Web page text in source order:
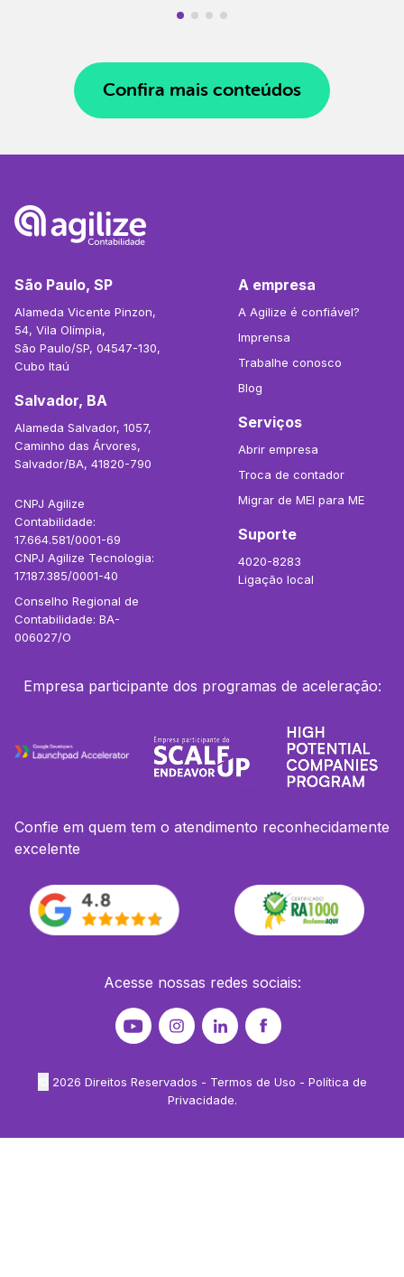
Confira mais conteúdos
São Paulo, SP
Alameda Vicente Pinzon,
54, Vila Olímpia,
São Paulo/SP, 04547-130,
Cubo Itaú
Salvador, BA
Alameda Salvador, 1057,
Caminho das Árvores,
Salvador/BA, 41820-790
CNPJ Agilize
Contabilidade:
17.664.581/0001-69
CNPJ Agilize Tecnologia:
17.187.385/0001-40
Conselho Regional de
Contabilidade: BA-
006027/O
A empresa
A Agilize é confiável?
Imprensa
Trabalhe conosco
Blog
Serviços
Abrir empresa
Troca de contador
Migrar de MEI para ME
Suporte
4020-8283
Ligação local
Empresa participante dos programas de aceleração:
Confie em quem tem o atendimento reconhecidamente
excelente
Acesse nossas redes sociais:
2026 Direitos Reservados - Termos de Uso - Política de
Privacidade.